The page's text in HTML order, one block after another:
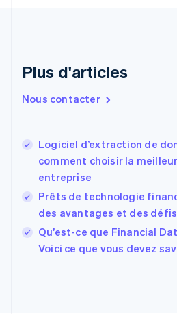
Plus d'articles
Nous contacter
Logiciel d’extraction de
comment choisir la
entreprise
Prêts de technologie
des avantages et des défis
Qu’est-ce que Financial
Voici ce que vous devez
English
Émirats arabes unis
Estonie
English
États-Unis
EnglishEspañol
Finlande
English Svenska
FrançaisEnglish
Gibraltar